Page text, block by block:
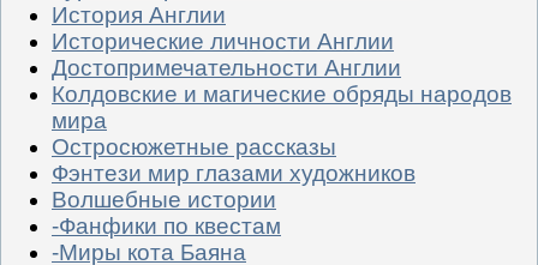
История Англии
Исторические личности Англии
Достопримечательности Англии
Колдовские и магические обряды народов
мира
Остросюжетные рассказы
Фэнтези мир глазами художников
Волшебные истории
-Фанфики по квестам
-Миры кота Баяна